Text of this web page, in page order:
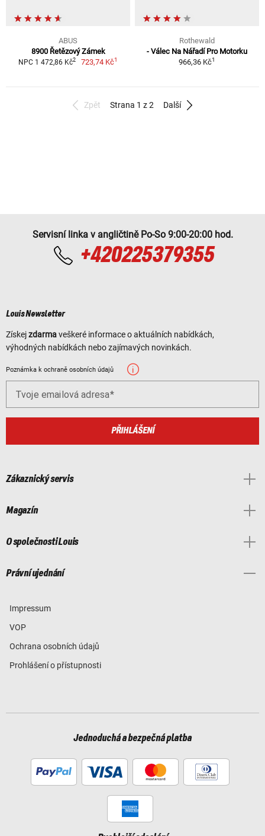
ABUS
8900 Řetězový Zámek
NPC 1 472,86 Kč2 723,74 Kč1
Rothewald
- Válec Na Nářadí Pro Motorku
966,36 Kč1
Zpět Strana 1 z 2 Další
Servisní linka v angličtině Po-So 9:00-20:00 hod.
+420225379355
Louis Newsletter
Získejzdarmaveškeré informace o aktuálních nabídkách,
výhodných nabídkách nebo zajímavých novinkách.
Poznámka k ochraně osobních údajů
Tvoje emailová adresa
PŘIHLÁŠENÍ
Zákaznický servis
Magazín
O společnosti Louis
Právní ujednání
Impressum
VOP
Ochrana osobních údajů
Prohlášení o přístupnosti
Jednoduchá a bezpečná platba